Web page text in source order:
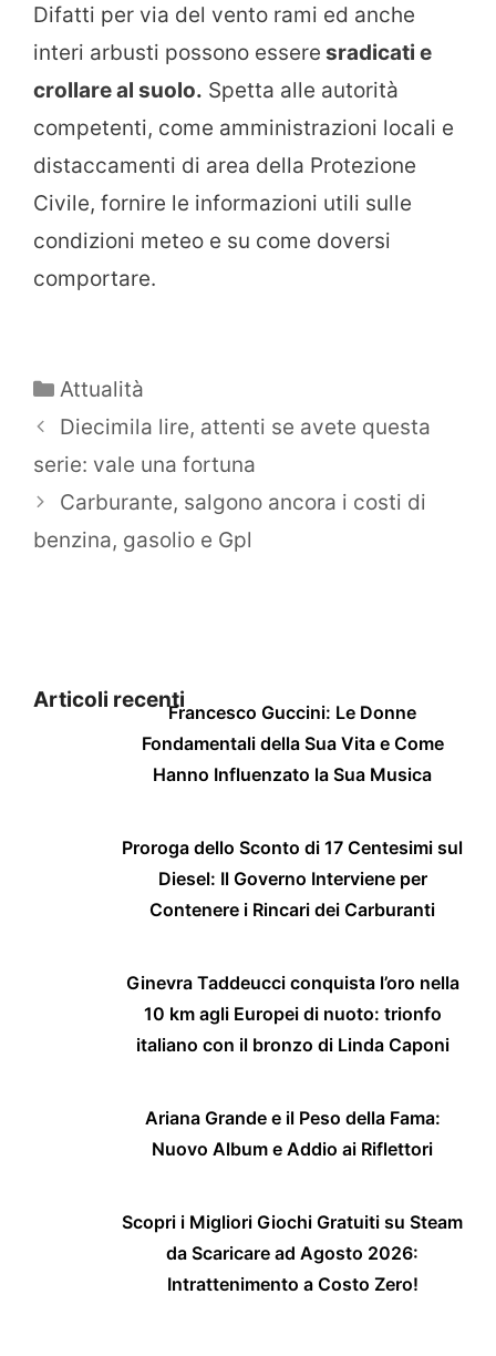
Difatti per via del vento rami ed anche
interi arbusti possono essere sradicati e
crollare al suolo. Spetta alle autorità
competenti, come amministrazioni locali e
distaccamenti di area della Protezione
Civile, fornire le informazioni utili sulle
condizioni meteo e su come doversi
comportare.
Categorie
Attualità
Diecimila lire, attenti se avete questa
serie: vale una fortuna
Carburante, salgono ancora i costi di
benzina, gasolio e Gpl
Articoli recentiFrancesco Guccini: Le Donne
Fondamentali della Sua Vita e Come
Hanno Influenzato la Sua Musica
Proroga dello Sconto di 17 Centesimi sul
Diesel: Il Governo Interviene per
Contenere i Rincari dei Carburanti
Ginevra Taddeucci conquista l’oro nella
10 km agli Europei di nuoto: trionfo
italiano con il bronzo di Linda Caponi
Ariana Grande e il Peso della Fama:
Nuovo Album e Addio ai Riflettori
Scopri i Migliori Giochi Gratuiti su Steam
da Scaricare ad Agosto 2026:
Intrattenimento a Costo Zero!